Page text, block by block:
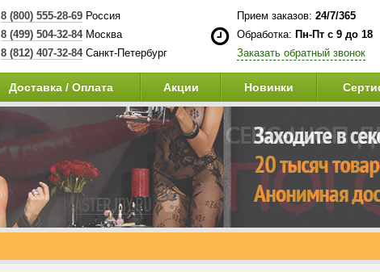
8 (800) 555-28-69Россия
8 (499) 504-32-84Москва
8 (812) 407-32-84 Санкт-Петербург
Прием заказов: 24/7/365
Обработка: Пн-Пт с 9 до 18
Заказать обратный звонок
Доставка / Оплата Акции Новинки